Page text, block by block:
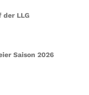
LLG
Saison 2026